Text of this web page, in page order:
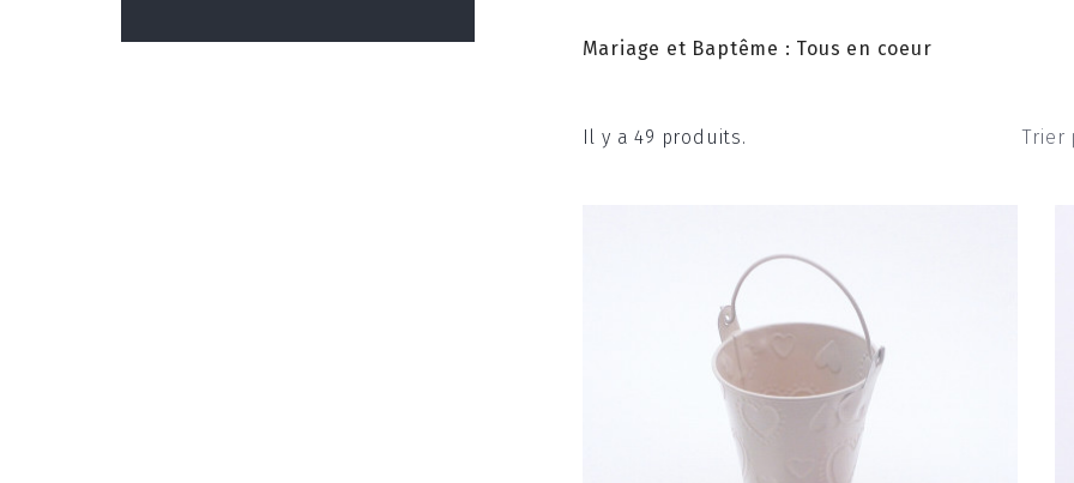
Mariage et Baptême : Tous en coeur
Il y a 49 produits. Trier